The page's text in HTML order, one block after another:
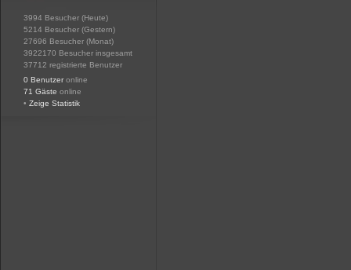
3994 Besucher (Heute)
5214 Besucher (Gestern)
27696 Besucher (Monat)
3922170 Besucher insgesamt
37712 registrierte Benutzer
0 Benutzer online
71 Gäste online
• Zeige Statistik